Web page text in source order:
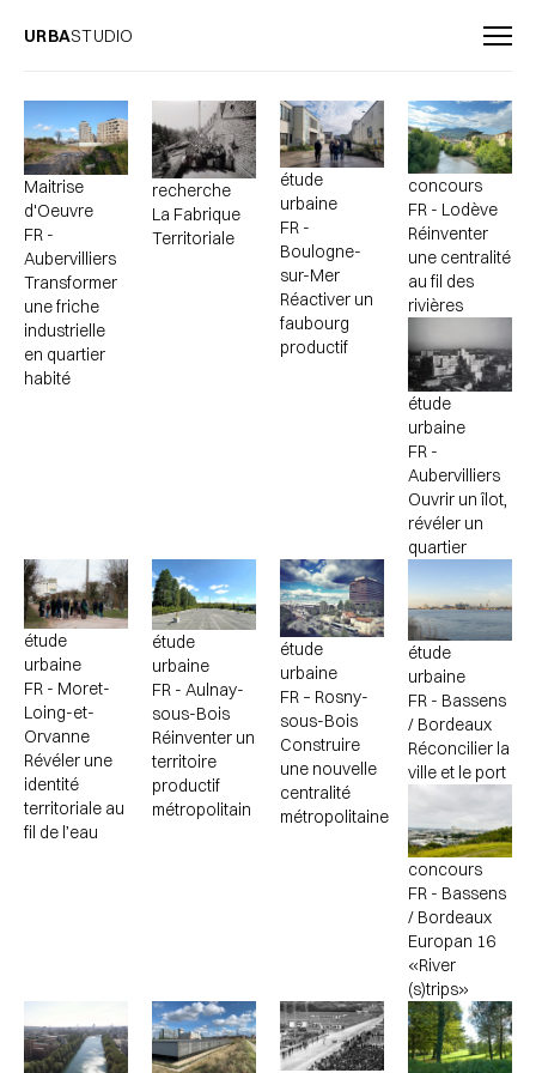
URBASTUDIO
Maitrise
d'Oeuvre
FR -
Aubervilliers
Transformer
une friche
industrielle
en quartier
habité
recherche
La Fabrique
Territoriale
étude
urbaine
FR -
Boulogne-
sur-Mer
Réactiver un
faubourg
productif
concours
FR - Lodève
Réinventer
une centralité
au fil des
rivières
étude
urbaine
FR -
Aubervilliers
Ouvrir un îlot,
révéler un
quartier
étude
urbaine
FR - Moret-
Loing-et-
Orvanne
Révéler une
identité
territoriale au
fil de l’eau
étude
urbaine
FR - Aulnay-
sous-Bois
Réinventer un
territoire
productif
métropolitain
étude
urbaine
FR – Rosny-
sous-Bois
Construire
une nouvelle
centralité
métropolitaine
étude
urbaine
FR - Bassens
/ Bordeaux
Réconcilier la
ville et le port
concours
FR - Bassens
/ Bordeaux
Europan 16
«River
(s)trips»